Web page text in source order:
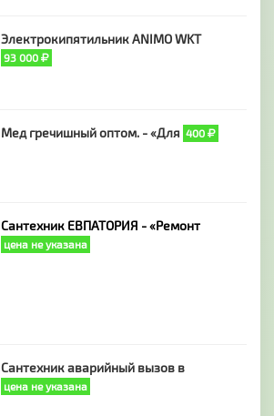
Электрокипятильник ANIMO WKT
93 000
Мед гречишный оптом. - «Для 400
Сантехник ЕВПАТОРИЯ - «Ремонт
цена не указана
Сантехник аварийный вызов в
цена не указана